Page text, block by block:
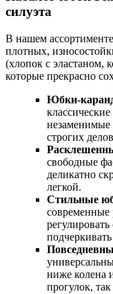
силуэта
В нашем
плотных,
(хлопок с эластаном,
которые прекрасно
Юбки-
незаменимые
строгих
свободные
деликатно
легкой.
Стильные
современные
ниже колена
прогулок,